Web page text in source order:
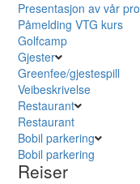
Presentasjon av vår pro
Påmelding VTG kurs
Golfcamp
Gjester
Greenfee/gjestespill
Veibeskrivelse
Restaurant
Restaurant
Bobil parkering
Bobil parkering
Reiser